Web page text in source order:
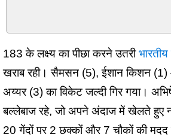
183 के लक्ष्य का पीछा करने उतरीभारतीय
खराब रही। सैमसन (5), ईशान किशन
अय्यर (3) का विकेट जल्दी गिर गया।
बल्लेबाज रहे, जो अपने अंदाज में खेलते
20 गेंदों पर 2 छक्कों और 7 चौकों की मदद